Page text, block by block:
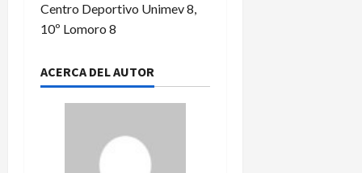
Centro Deportivo Unimev 8,
10º Lomoro 8
ACERCA DEL AUTOR